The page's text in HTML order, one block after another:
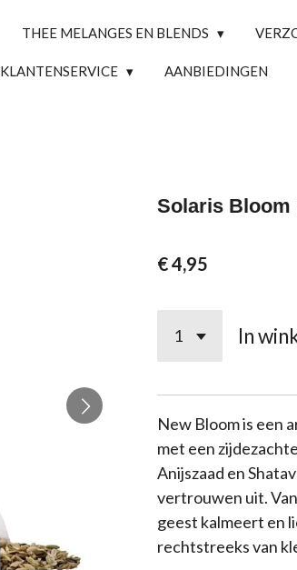
THEE MELANGES EN BLENDS
KLANTENSERVICE AANBIEDINGEN
Solaris Bloom
€ 4,95
In
New Bloom is een
met een
Anijszaad en
vertrouwen uit.
geest kalmeert en
rechtstreeks van